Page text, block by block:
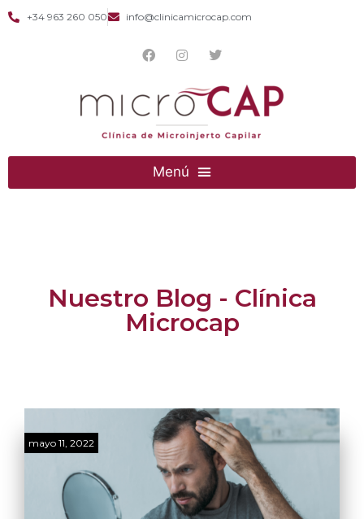
+34 963 260 050 info@clinicamicrocap.com
Nuestro Blog - Clínica
Microcap
mayo 11, 2022